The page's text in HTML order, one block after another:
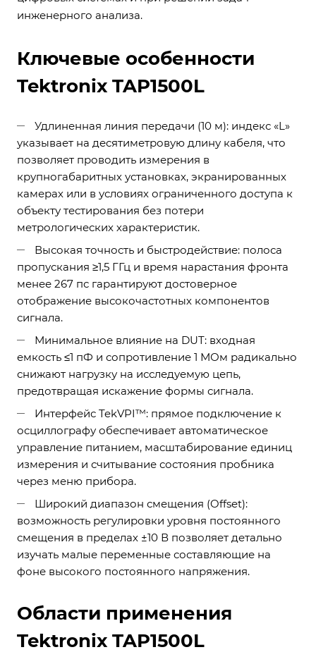
инженерного анализа.
Ключевые особенности
Tektronix TAP1500L
Удлиненная линия передачи (10 м): индекс «L»
указывает на десятиметровую длину кабеля, что
позволяет проводить измерения в
крупногабаритных установках, экранированных
камерах или в условиях ограниченного доступа к
объекту тестирования без потери
метрологических характеристик.
Высокая точность и быстродействие: полоса
пропускания ≥1,5 ГГц и время нарастания фронта
менее 267 пс гарантируют достоверное
отображение высокочастотных компонентов
сигнала.
Минимальное влияние на DUT: входная
емкость ≤1 пФ и сопротивление 1 МОм радикально
снижают нагрузку на исследуемую цепь,
предотвращая искажение формы сигнала.
Интерфейс TekVPI™: прямое подключение к
осциллографу обеспечивает автоматическое
управление питанием, масштабирование единиц
измерения и считывание состояния пробника
через меню прибора.
Широкий диапазон смещения (Offset):
возможность регулировки уровня постоянного
смещения в пределах ±10 В позволяет детально
изучать малые переменные составляющие на
фоне высокого постоянного напряжения.
Области применения
Tektronix TAP1500L